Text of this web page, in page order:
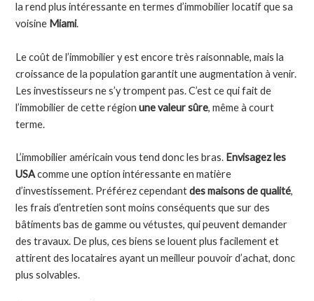
la rend plus intéressante en termes d’immobilier locatif que sa
voisine Miami.
Le coût de l’immobilier y est encore très raisonnable, mais la
croissance de la population garantit une augmentation à venir.
Les investisseurs ne s’y trompent pas. C’est ce qui fait de
l’immobilier de cette régionune valeur sûre, même à court
terme.
L’immobilier américain vous tend donc les bras. Envisagez les
USAcomme une option intéressante en matière
d’investissement. Préférez cependantdes maisons de qualité,
les frais d’entretien sont moins conséquents que sur des
bâtiments bas de gamme ou vétustes, qui peuvent demander
des travaux. De plus, ces biens se louent plus facilement et
attirent des locataires ayant un meilleur pouvoir d’achat, donc
plus solvables.